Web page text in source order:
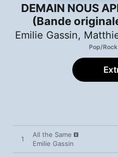
DEMAIN NOUS
(Bande
Emilie Gassin,
Pop/Rock
1
All the Same
Emilie Gassin